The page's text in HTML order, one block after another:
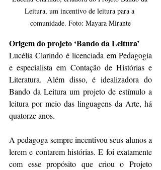
Leitura, um incentivo de leitura para a
comunidade. Foto: Mayara Mirante
Origem do projeto ‘Bando da Leitura’
Lucélia Clarindo é licenciada em Pedagogia
e especialista em Contação de Histórias e
Literatura. Além disso, é idealizadora do
Bando da Leitura um projeto de estímulo a
leitura por meio das linguagens da Arte, há
quatorze anos.
A pedagoga sempre incentivou seus alunos a
lerem e contarem histórias. E foi exatamente
com esse propósito que criou o Projeto